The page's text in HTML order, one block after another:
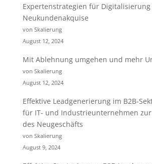
Expertenstrategien für
Neukundenakquise
von Skalierung
August 12, 2024
Mit Ablehnung umgehen und mehr
von Skalierung
August 12, 2024
Effektive Leadgenerierung im B2B-
für IT- und Industrieunternehmen
des Neugeschäfts
von Skalierung
August 9, 2024